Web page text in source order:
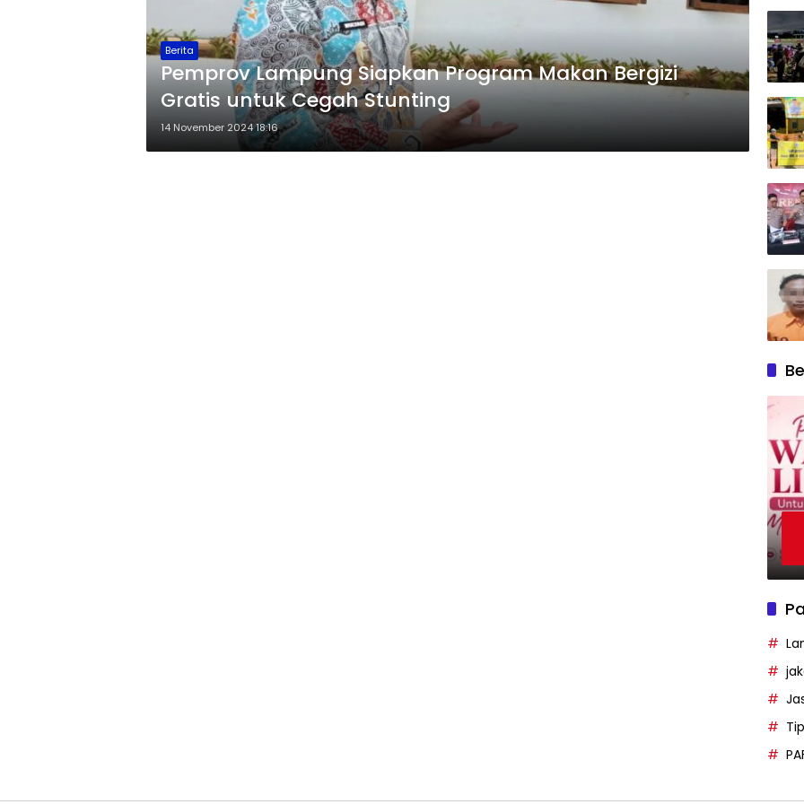
Berita
Pemprov Lampung Siapkan Program Makan Bergizi
Gratis untuk Cegah Stunting
14 November 2024 18:16